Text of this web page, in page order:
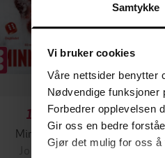
Samtykke
Vi bruker cookies
Våre nettsider benytter
Nødvendige funksjoner
Forbedrer opplevelsen
Gir oss en bedre
Gjør det mulig for oss
129,-
Minnesota
Jo Nesbø